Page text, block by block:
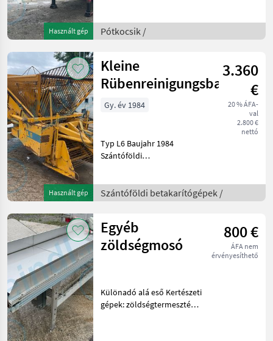
Használt gép
(jármű törzskönyve),
Nyeregtámasztó csörlő
pótkocs
Pótkocsik /
Használt gép
Kleine
Rübenreinigungsband
3.360
€
20 % ÁFA-
val
2.800 €
nettó
Gy. év 1984
Typ L6 Baujahr 1984
Szántóföldi
Szántóföldi betakarítógépek /
Egyéb
zöldségmosó
800 €
ÁFA nem
érvényesíthető
Különadó alá eső Kertészeti
gépek: zöldségtermesztés